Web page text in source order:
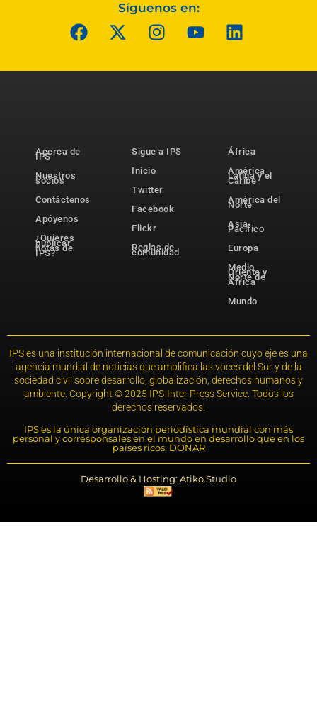
Síguenos en:
Acerca de
IPS
Nuestros
socios
Contáctenos
Apóyenos
¿Quieres
publicar
notas de
IPS?
Sigue a IPS
Inicio
Twitter
Facebook
Flickr
Reglas de
comunidad
África
América
Latina y el
Caribe
América del
Norte
Asia-
Pacífico
Europa
Medio
Oriente y
Norte de
África
Mundo
IPS es una institución internacional de comunicación cuyo eje es una
agencia mundial de noticias que amplifica las voces del Sur y de la
sociedad civil sobre desarrollo, globalización, derechos humanos y
ambiente. Copyright © 2025 IPS-Inter Press Service. Todos los
derechos reservados.
IPS es la única organización periodística mundial con más
personal y corresponsales en el mundo en desarrollo que en los
países ricos. DONAR
Desarrollo & Hosting: Atiko.Studio